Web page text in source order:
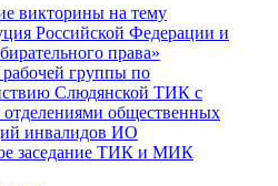
викторины на тему
Российской Федерации и
права»
рабочей группы по
Слюдянской ТИК с
общественных
инвалидов ИО
заседание ТИК и МИК